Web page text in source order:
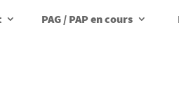
PAG / PAP en cours